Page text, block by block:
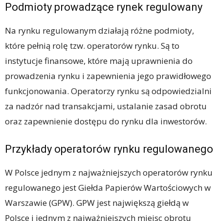
Podmioty prowadzące rynek regulowany
Na rynku regulowanym działają różne podmioty,
które pełnią rolę tzw. operatorów rynku. Są to
instytucje finansowe, które mają uprawnienia do
prowadzenia rynku i zapewnienia jego prawidłowego
funkcjonowania. Operatorzy rynku są odpowiedzialni
za nadzór nad transakcjami, ustalanie zasad obrotu
oraz zapewnienie dostępu do rynku dla inwestorów.
Przykłady operatorów rynku regulowanego
W Polsce jednym z najważniejszych operatorów rynku
regulowanego jest Giełda Papierów Wartościowych w
Warszawie (GPW). GPW jest największą giełdą w
Polsce i jednym z najważniejszych miejsc obrotu